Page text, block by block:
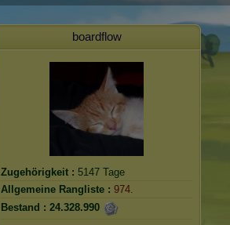
boardflow
Zugehörigkeit : 5147 Tage
Allgemeine Rangliste : 974.
Bestand : 24.328.990